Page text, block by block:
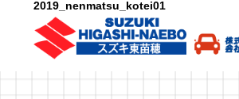
2019_nenmatsu_kotei01